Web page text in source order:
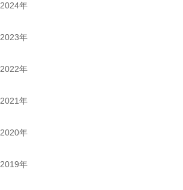
2024年
2023年
2022年
2021年
2020年
2019年